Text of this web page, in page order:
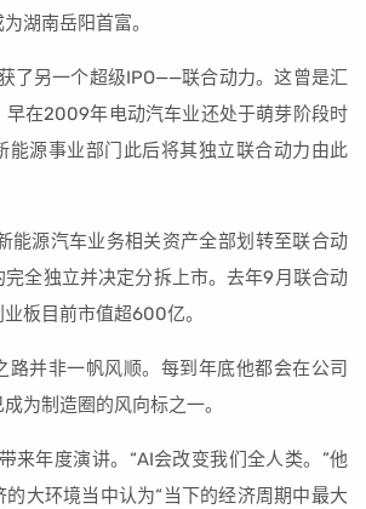
湖南岳阳首富。
了另一个超级IPO——联合动力。这曾是汇
早在2009年电动汽车业还处于萌芽阶段时
能源事业部门此后将其独立联合动力由此
能源汽车业务相关资产全部划转至联合动
完全独立并决定分拆上市。去年9月联合动
板目前市值超600亿。
路并非一帆风顺。每到年底他都会在公司
为制造圈的风向标之一。
来年度演讲。“AI会改变我们全人类。”他
大环境当中认为“当下的经济周期中最大